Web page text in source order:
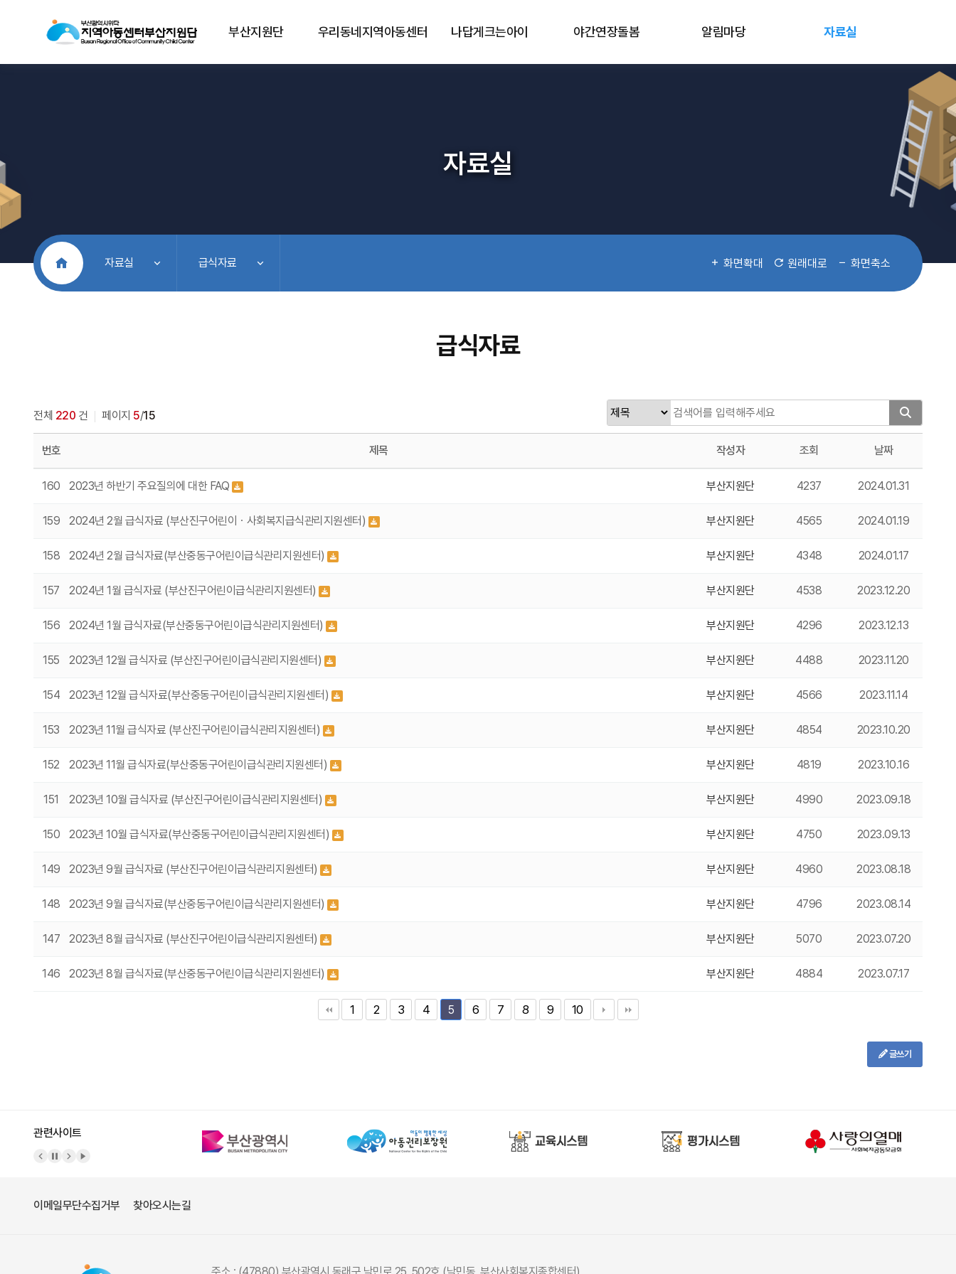
부산지원단 우리동네지역아동센터 나답게크는아이 야간연장돌봄 알림마당 자료실
자료실
처음으로자료실 급식자료 화면확대 원래대로 화면축소
급식자료
전체 220 건 페이지 5/15
번호 제목 작성자 조회 날짜
160 2023년 하반기 주요질의에 대한 FAQ 부산지원단 4237 2024.01.31
159 2024년 2월 급식자료 (부산진구어린이ㆍ사회복지급식관리지원센터) 부산지원단 4565 2024.01.19
158 2024년 2월 급식자료(부산중동구어린이급식관리지원센터) 부산지원단 4348 2024.01.17
157 2024년 1월 급식자료 (부산진구어린이급식관리지원센터) 부산지원단 4538 2023.12.20
156 2024년 1월 급식자료(부산중동구어린이급식관리지원센터) 부산지원단 4296 2023.12.13
155 2023년 12월 급식자료 (부산진구어린이급식관리지원센터) 부산지원단 4488 2023.11.20
154 2023년 12월 급식자료(부산중동구어린이급식관리지원센터) 부산지원단 4566 2023.11.14
153 2023년 11월 급식자료 (부산진구어린이급식관리지원센터) 부산지원단 4854 2023.10.20
152 2023년 11월 급식자료(부산중동구어린이급식관리지원센터) 부산지원단 4819 2023.10.16
151 2023년 10월 급식자료 (부산진구어린이급식관리지원센터) 부산지원단 4990 2023.09.18
150 2023년 10월 급식자료(부산중동구어린이급식관리지원센터) 부산지원단 4750 2023.09.13
149 2023년 9월 급식자료 (부산진구어린이급식관리지원센터) 부산지원단 4960 2023.08.18
148 2023년 9월 급식자료(부산중동구어린이급식관리지원센터) 부산지원단 4796 2023.08.14
147 2023년 8월 급식자료 (부산진구어린이급식관리지원센터) 부산지원단 5070 2023.07.20
146 2023년 8월 급식자료(부산중동구어린이급식관리지원센터) 부산지원단 4884 2023.07.17
1 2 3 4 5 6 7 8 9 10
글쓰기
관련사이트
이메일무단수집거부 찾아오시는길